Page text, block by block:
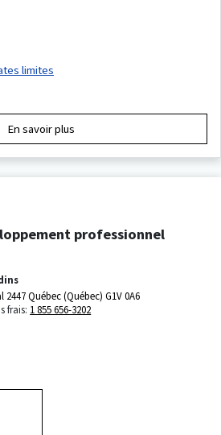
limites
En savoir plus
professionnel
2447Québec (Québec) G1V 0A6
frais: 1 855 656-3202